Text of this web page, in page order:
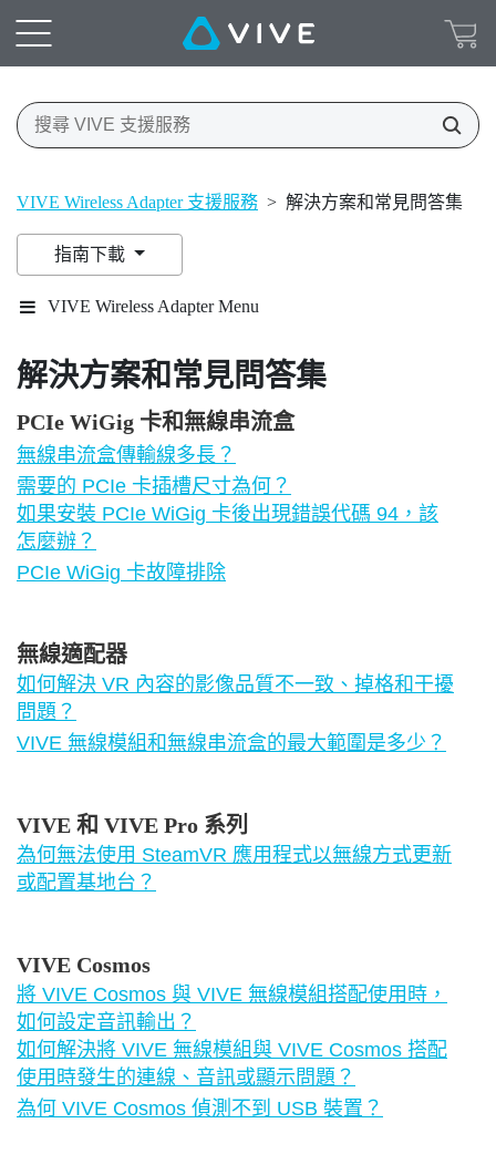
VIVE Wireless Adapter 支援服務 > 解決方案和常見問答集
指南下載
VIVE Wireless Adapter Menu
解決方案和常見問答集
PCIe WiGig 卡和無線串流盒
無線串流盒傳輸線多長？
需要的 PCIe 卡插槽尺寸為何？
如果安裝 PCIe WiGig 卡後出現錯誤代碼 94，該
怎麼辦？
PCIe WiGig 卡故障排除
無線適配器
如何解決 VR 內容的影像品質不一致、掉格和干擾
問題？
VIVE 無線模組和無線串流盒的最大範圍是多少？
VIVE 和 VIVE Pro 系列
為何無法使用 SteamVR 應用程式以無線方式更新
或配置基地台？
VIVE Cosmos
將 VIVE Cosmos 與 VIVE 無線模組搭配使用時，
如何設定音訊輸出？
如何解決將 VIVE 無線模組與 VIVE Cosmos 搭配
使用時發生的連線、音訊或顯示問題？
為何 VIVE Cosmos 偵測不到 USB 裝置？